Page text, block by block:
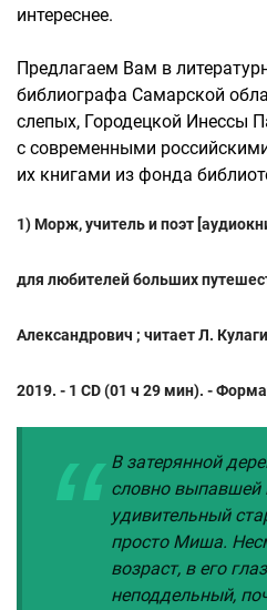
интереснее.
Предлагаем Вам в
библиографа Самарской
слепых, Городецкой Инессы
с современными
их книгами из фонда
1) Морж, учитель и поэт
для любителей больших
Александрович ; читает Л.
2019. - 1 CD (01 ч 29 мин). -
В затерянной
словно выпавшей
удивительный
просто Миша.
возраст, в его
неподдельный,